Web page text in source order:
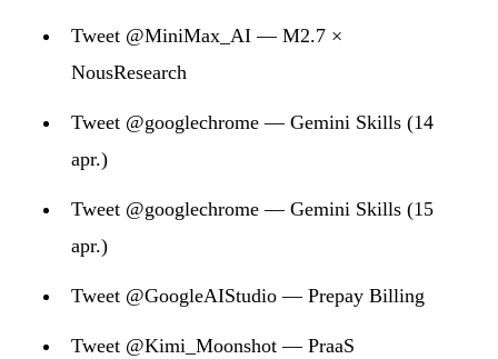
Tweet @MiniMax_AI — M2.7 ×
NousResearch
Tweet @googlechrome — Gemini Skills (14
apr.)
Tweet @googlechrome — Gemini Skills (15
apr.)
Tweet @GoogleAIStudio — Prepay Billing
Tweet @Kimi_Moonshot — PraaS